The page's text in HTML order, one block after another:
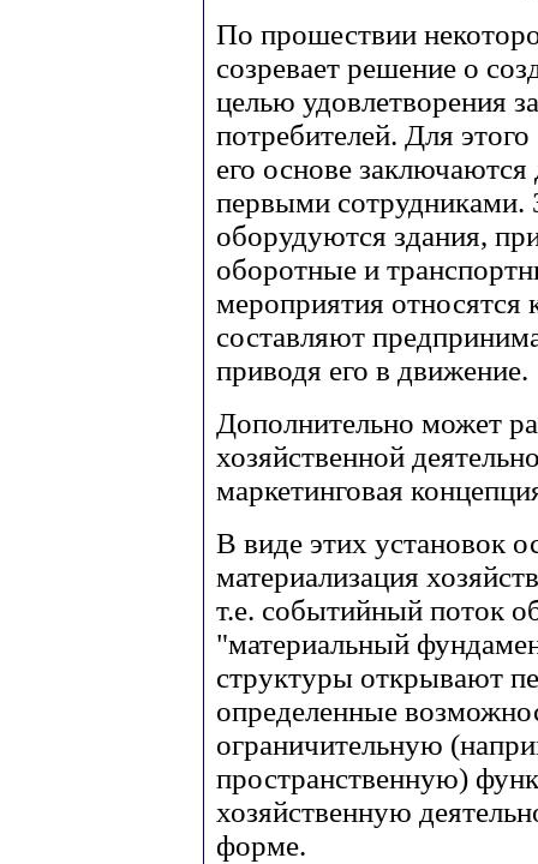
По прошествии
созревает решение о
целью удовлетворения
потребителей. Для
его основе
первыми сотрудниками.
оборудуются здания,
оборотные и
мероприятия относятся
составляют
приводя его в движение.
Дополнительно может
хозяйственной
маркетинговая
В виде этих установок
материализация
т.е. событийный поток
"материальный
структуры открывают
определенные
ограничительную
пространственную)
хозяйственную
форме.